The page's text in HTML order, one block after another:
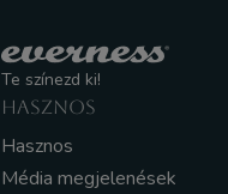
Te színezd ki!
HASZNOS
Hasznos
Média megjelenések